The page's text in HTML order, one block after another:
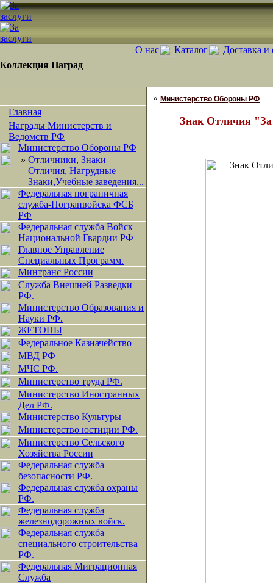
Коллекция Наград
О нас Каталог Доставка и
Главная
Награды Министерств и
Ведомств РФ
Министерство Обороны РФ
» Отличники, Знаки
Отличия, Нагрудные
Знаки,Учебные заведения...
Федеральная пограничная
служба-Погранвойска ФСБ
РФ
Федеральная служба Войск
Национальной Гвардии РФ
Главное Управление
Специальных Программ.
Минтранс России
Служба Внешней Разведки
РФ.
Министерство Образования и
Науки РФ.
ЖЕТОНЫ
Федеральное Казначейство
МВД РФ
МЧС РФ.
Министерство труда РФ.
Министерство Иностранных
Дел РФ.
Министерство Культуры
Министерство юстиции РФ.
Министерство Сельского
Хозяйства России
Федеральная служба
безопасности РФ.
Федеральная служба охраны
РФ.
Федеральная служба
железнодорожных войск.
Федеральная служба
специального строительства
РФ.
Федеральная Миграционная
Служба
» Министерство Обороны РФ
Знак Отличия